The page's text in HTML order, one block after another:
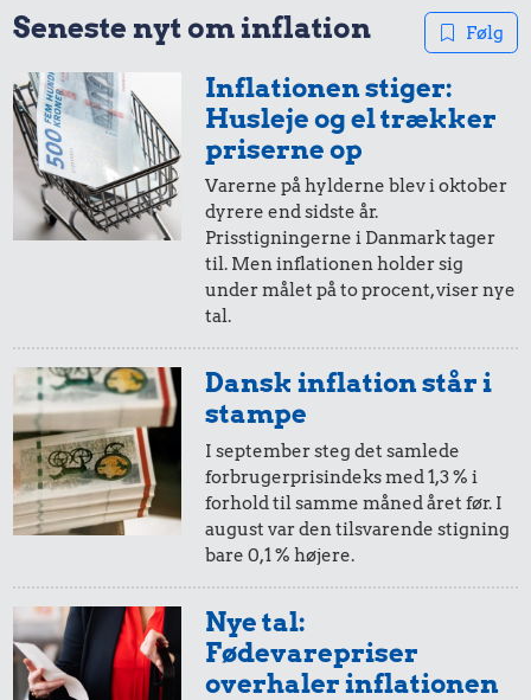
i 1953 i dag
5,-
i 1953
= 98,-
10 øre
i 1953
= 2,-
i dag
0,98,-
Seneste nyt om inflation Følg
Inflationen stiger:
Husleje og el trækker
priserne op
Varerne på hylderne blev i oktober
dyrere end sidste år.
Prisstigningerne i Danmark tager
til. Men inflationen holder sig
under målet på to procent, viser nye
tal.
Dansk inflation står i
stampe
I september steg det samlede
forbrugerprisindeks med 1,3 % i
forhold til samme måned året før. I
august var den tilsvarende stigning
bare 0,1 % højere.
Nye tal:
Fødevarepriser
overhaler inflationen